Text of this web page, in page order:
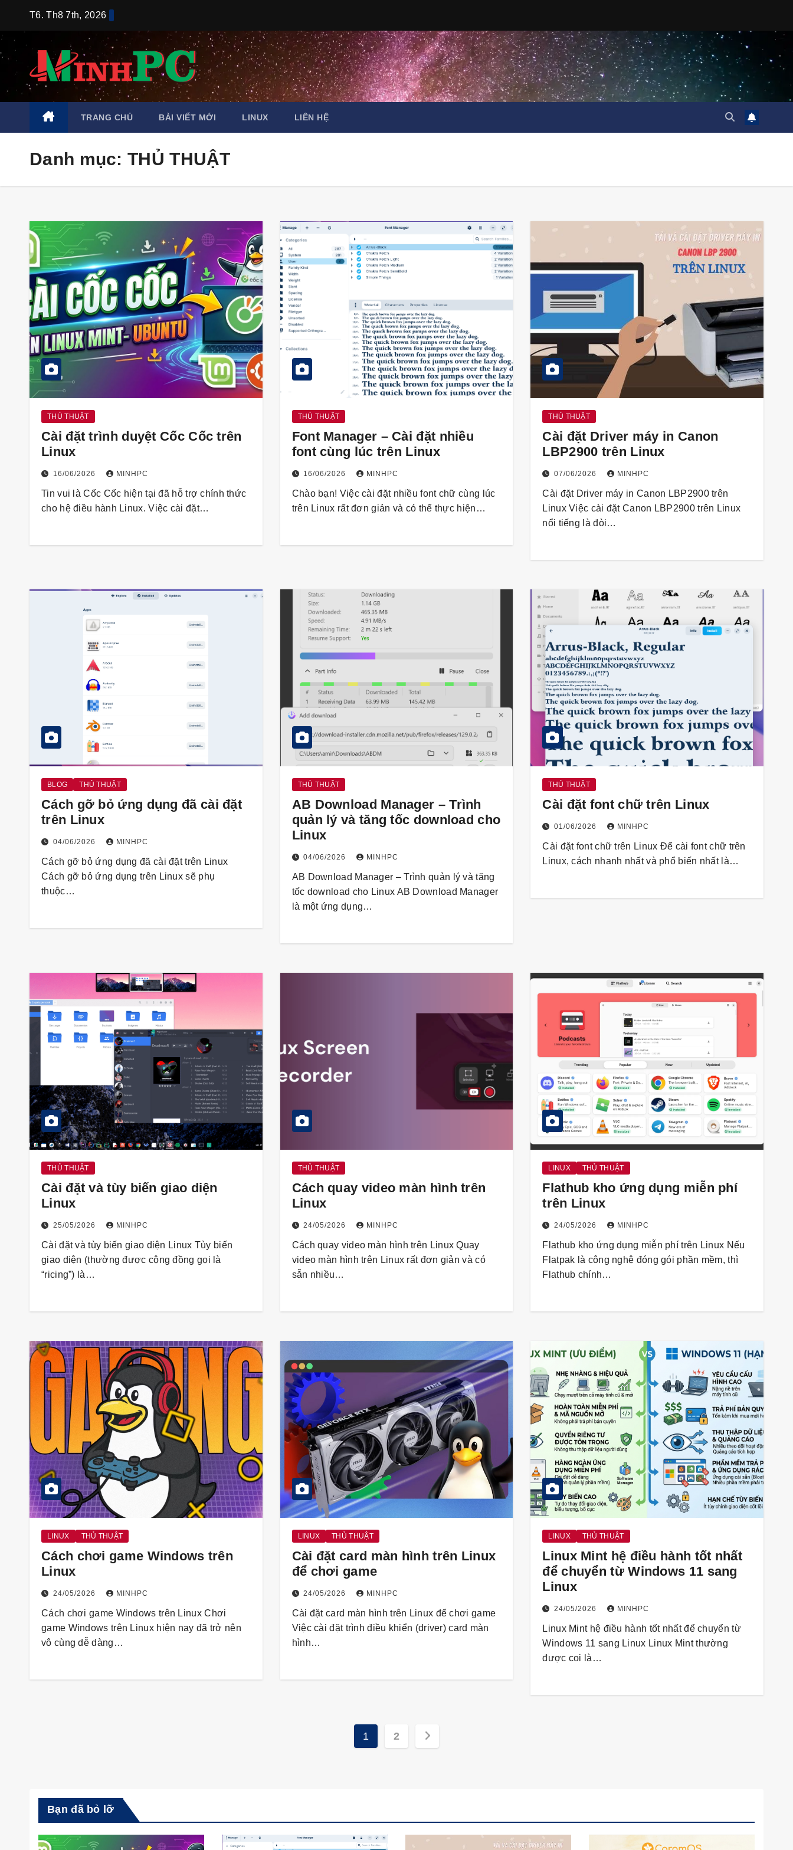
content
T6. Th8 7th, 2026
TRANG CHỦ BÀI VIẾT MỚI LINUX LIÊN HỆ
Danh mục:THỦ THUẬT
THỦ THUẬT
Cài đặt trình duyệt Cốc Cốc trên
Linux
16/06/2026 MINHPC
Tin vui là Cốc Cốc hiện tại đã hỗ trợ chính thức
cho hệ điều hành Linux. Việc cài đặt…
THỦ THUẬT
Font Manager – Cài đặt nhiều
font cùng lúc trên Linux
16/06/2026 MINHPC
Chào bạn! Việc cài đặt nhiều font chữ cùng lúc
trên Linux rất đơn giản và có thể thực hiện…
THỦ THUẬT
Cài đặt Driver máy in Canon
LBP2900 trên Linux
07/06/2026 MINHPC
Cài đặt Driver máy in Canon LBP2900 trên
Linux Việc cài đặt Canon LBP2900 trên Linux
nổi tiếng là đòi…
BLOG THỦ THUẬT
Cách gỡ bỏ ứng dụng đã cài đặt
trên Linux
04/06/2026 MINHPC
Cách gỡ bỏ ứng dụng đã cài đặt trên Linux
Cách gỡ bỏ ứng dụng trên Linux sẽ phụ
thuộc…
THỦ THUẬT
AB Download Manager – Trình
quản lý và tăng tốc download cho
Linux
04/06/2026 MINHPC
AB Download Manager – Trình quản lý và tăng
tốc download cho Linux AB Download Manager
là một ứng dụng…
THỦ THUẬT
Cài đặt font chữ trên Linux
01/06/2026 MINHPC
Cài đặt font chữ trên Linux Để cài font chữ trên
Linux, cách nhanh nhất và phổ biến nhất là…
THỦ THUẬT
Cài đặt và tùy biến giao diện
Linux
25/05/2026 MINHPC
Cài đặt và tùy biến giao diện Linux Tùy biến
giao diện (thường được cộng đồng gọi là
“ricing”) là…
THỦ THUẬT
Cách quay video màn hình trên
Linux
24/05/2026 MINHPC
Cách quay video màn hình trên Linux Quay
video màn hình trên Linux rất đơn giản và có
sẵn nhiều…
LINUX THỦ THUẬT
Flathub kho ứng dụng miễn phí
trên Linux
24/05/2026 MINHPC
Flathub kho ứng dụng miễn phí trên Linux Nếu
Flatpak là công nghệ đóng gói phần mềm, thì
Flathub chính…
LINUX THỦ THUẬT
Cách chơi game Windows trên
Linux
24/05/2026 MINHPC
Cách chơi game Windows trên Linux Chơi
game Windows trên Linux hiện nay đã trở nên
vô cùng dễ dàng…
LINUX THỦ THUẬT
Cài đặt card màn hình trên Linux
để chơi game
24/05/2026 MINHPC
Cài đặt card màn hình trên Linux để chơi game
Việc cài đặt trình điều khiển (driver) card màn
hình…
LINUX THỦ THUẬT
Linux Mint hệ điều hành tốt nhất
để chuyển từ Windows 11 sang
Linux
24/05/2026 MINHPC
Linux Mint hệ điều hành tốt nhất để chuyển từ
Windows 11 sang Linux Linux Mint thường
được coi là…
Phân
1 2
Bạn đã bỏ lỡ